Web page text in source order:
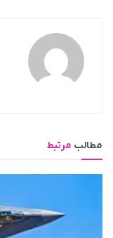
مطالب مرتبط